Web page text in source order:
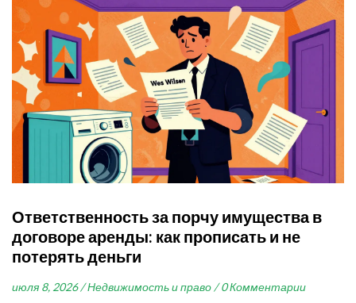
Ответственность за порчу имущества в
договоре аренды: как прописать и не
потерять деньги
июля 8, 2026 / Недвижимость и право / 0 Комментарии